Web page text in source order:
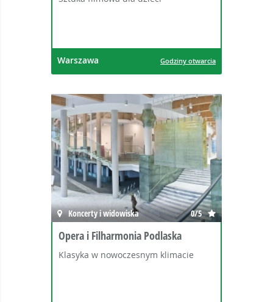
Warszawa Godziny otwarcia
Koncerty i widowiska 0/5
Opera i Filharmonia Podlaska
Klasyka w nowoczesnym klimacie